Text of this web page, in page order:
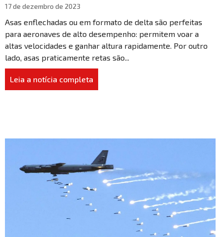
17 de dezembro de 2023
Asas enflechadas ou em formato de delta são perfeitas
para aeronaves de alto desempenho: permitem voar a
altas velocidades e ganhar altura rapidamente. Por outro
lado, asas praticamente retas são...
Leia a notícia completa